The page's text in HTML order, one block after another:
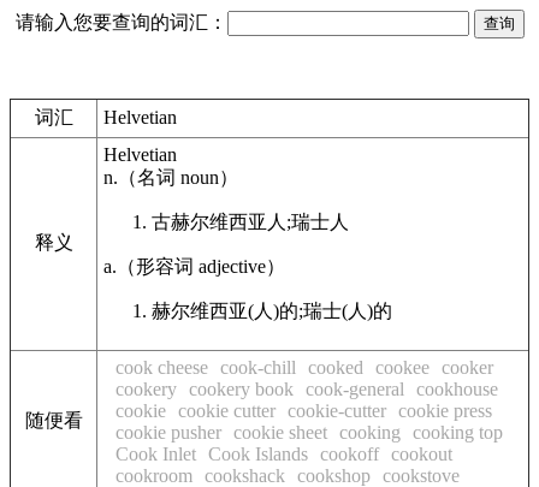
请输入您要查询的词汇：
词汇 Helvetian
释义
Helvetian
n. （名词 noun）
古赫尔维西亚人;瑞士人
a. （形容词 adjective）
赫尔维西亚(人)的;瑞士(人)的
随便看
cook cheese cook-chill cooked cookee cooker
cookery cookery book cook-general
cookhouse
cookie cookie cutter cookie-cutter cookie press
cookie pusher cookie sheet cooking
cooking top
Cook Inlet Cook Islands cookoff cookout
cookroom
cookshack cookshop cookstove